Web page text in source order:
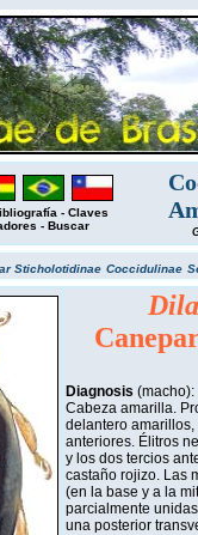
- Claves
- Buscar
Sticholotidinae Coccidulinae
Diagnosis
Cabeza amarilla.
delantero
anteriores. Élitros
y los dos tercios
castaño rojizo. Las
(en la base y a la
parcialmente
una posterior